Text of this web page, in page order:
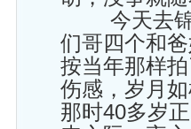
今天去锦
们哥四个和
按当年那样
伤感，岁月
那时40多岁